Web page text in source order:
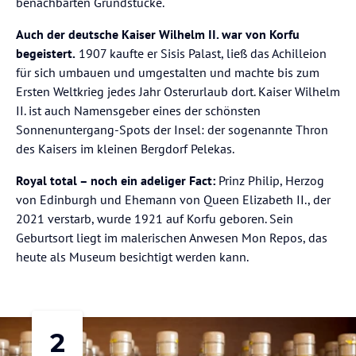
Auch der deutsche Kaiser Wilhelm II. war von Korfu
begeistert. 1907 kaufte er Sisis Palast, ließ das Achilleion
für sich umbauen und umgestalten und machte bis zum
Ersten Weltkrieg jedes Jahr Osterurlaub dort. Kaiser Wilhelm
II. ist auch Namensgeber eines der schönsten
Sonnenuntergang-Spots der Insel: der sogenannte Thron
des Kaisers im kleinen Bergdorf Pelekas.
Royal total – noch ein adeliger Fact: Prinz Philip, Herzog
von Edinburgh und Ehemann von Queen Elizabeth II., der
2021 verstarb, wurde 1921 auf Korfu geboren. Sein
Geburtsort liegt im malerischen Anwesen Mon Repos, das
heute als Museum besichtigt werden kann.
2